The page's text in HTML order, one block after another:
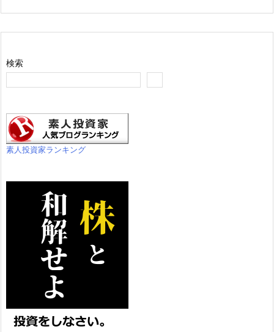
検索
素人投資家ランキング